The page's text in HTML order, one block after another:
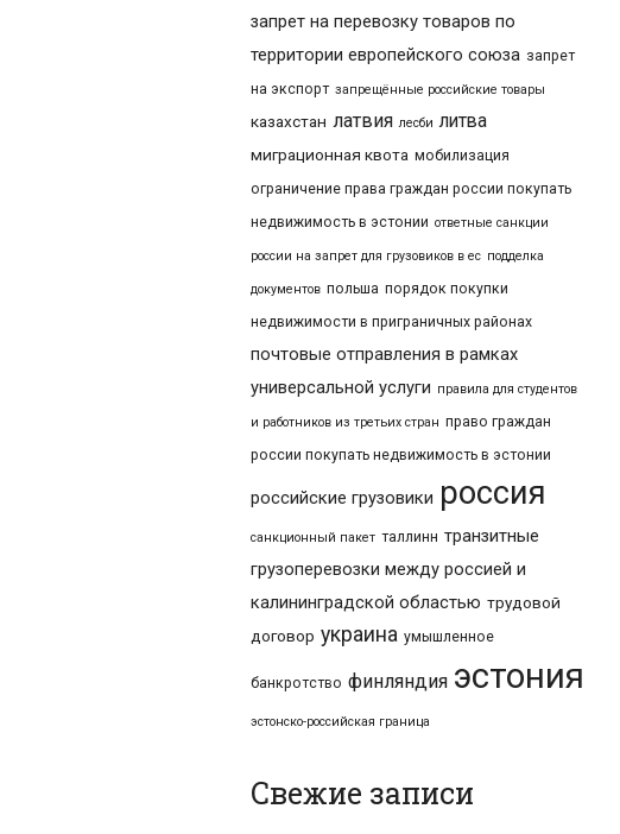
запрет на перевозку товаров по
территории европейского союза запрет
на экспорт запрещённые российские товары
казахстан латвия лесби литва
миграционная квота мобилизация
ограничение права граждан россии покупать
недвижимость в эстонии ответные санкции
россии на запрет для грузовиков в ес подделка
документов польша порядок покупки
недвижимости в приграничных районах
почтовые отправления в рамках
универсальной услуги правила для студентов
и работников из третьих стран право граждан
россии покупать недвижимость в эстонии
российские грузовики россия
санкционный пакет таллинн транзитные
грузоперевозки между россией и
калининградской областью трудовой
договор украина умышленное
банкротство финляндия эстония
эстонско-российская граница
Свежие записи